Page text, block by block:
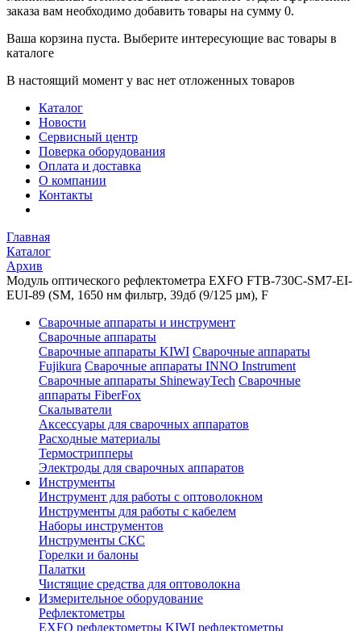
заказа вам необходимо добавить товары на сумму 0.
Ваша корзина пуста. Выберите интересующие вас товары в
каталоге
В настоящий момент у вас нет отложенных товаров
Каталог
Новости
Сервисный центр
Поверка оборудования
Оплата и доставка
О компании
Контакты
Главная
Каталог
Архив
Модуль оптического рефлектометра EXFO FTB-730C-SM7-EI-
EUI-89 (SМ, 1650 нм фильтр, 39дб (9/125 µм), F
Сварочные аппараты и инструмент
Сварочные аппараты
Сварочные аппараты KIWI Сварочные аппараты
Fujikura Сварочные аппараты INNO Instrument
Сварочные аппараты ShinewayTech Cварочные
аппараты FiberFox
Скалыватели
Аксессуары для сварочных аппаратов
Расходные материалы
Термострипперы
Электроды для сварочных аппаратов
Инструменты
Инструмент для работы с оптоволокном
Инструменты для работы с кабелем
Наборы инструментов
Инструменты СКС
Горелки и балоны
Палатки
Чистящие средства для оптоволокна
Измерительное оборудование
Рефлектометры
EXFO рефлектометры KIWI рефлектометры